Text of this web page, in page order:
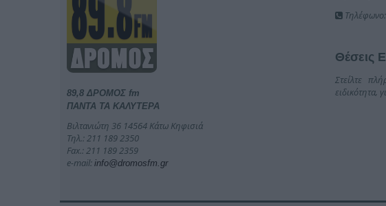
89,8 ΔΡΟΜΟΣ fm
ΠΑΝΤΑ ΤΑ ΚΑΛΥΤΕΡΑ
Βιλτανιώτη 36 14564 Κάτω Κηφισιά
Τηλ.: 211 189 2350
Fax.: 211 189 2359
e-mail: info@dromosfm.gr
Τηλέφωνο:
Θέσεις
Στείλτε
ειδικότητα,